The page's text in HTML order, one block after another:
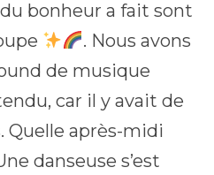
du bonheur a fait sont
. Nous avons
de musique
car il y avait de
Quelle après-midi
danseuse s’est